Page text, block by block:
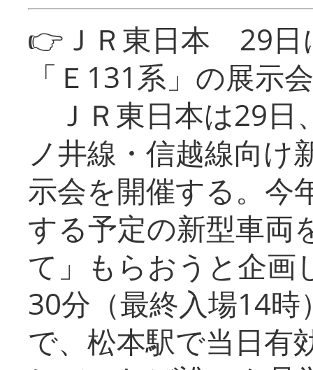
👉ＪＲ東日本 29日
「Ｅ131系」の展示会
ＪＲ東日本は29日
ノ井線・信越線向け
示会を開催する。今
する予定の新型車両
て」もらおうと企画
30分（最終入場14
で、松本駅で当日有